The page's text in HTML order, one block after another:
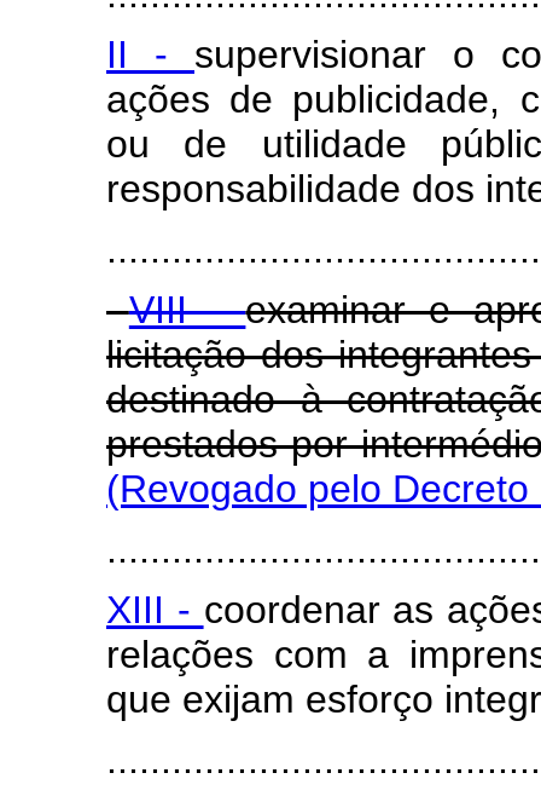
II - supervisionar o
ações de publicidade,
ou de utilidade
responsabilidade dos
VIII -examinar e
licitação dos
destinado à
prestados por
(Revogado pelo
XIII - coordenar as
relações com a
que exijam esforço